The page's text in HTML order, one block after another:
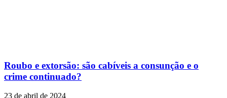
Roubo e extorsão: são cabíveis a consunção e o
crime continuado?
23 de abril de 2024